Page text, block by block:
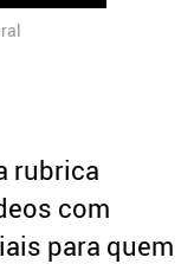
rubrica
com
para quem